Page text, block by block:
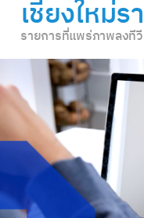
เชียงใหม่ร
รายการที่แพร่ภาพลงทีวี